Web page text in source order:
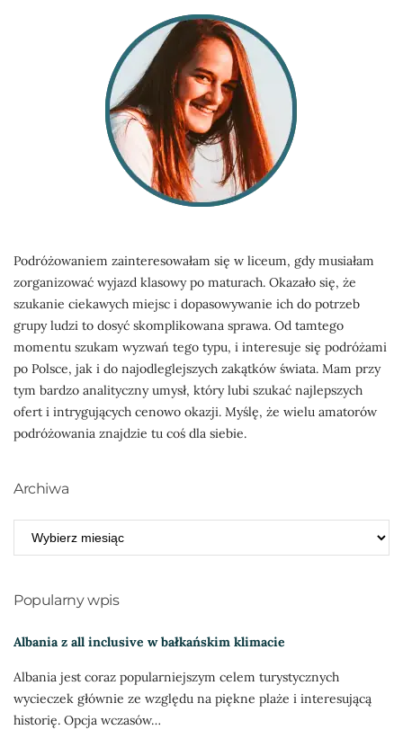
Podróżowaniem zainteresowałam się w liceum, gdy musiałam
zorganizować wyjazd klasowy po maturach. Okazało się, że
szukanie ciekawych miejsc i dopasowywanie ich do potrzeb
grupy ludzi to dosyć skomplikowana sprawa. Od tamtego
momentu szukam wyzwań tego typu, i interesuje się podróżami
po Polsce, jak i do najodleglejszych zakątków świata. Mam przy
tym bardzo analityczny umysł, który lubi szukać najlepszych
ofert i intrygujących cenowo okazji. Myślę, że wielu amatorów
podróżowania znajdzie tu coś dla siebie.
Archiwa
Popularny wpis
Albania z all inclusive w bałkańskim klimacie
Albania jest coraz popularniejszym celem turystycznych
wycieczek głównie ze względu na piękne plaże i interesującą
historię. Opcja wczasów…